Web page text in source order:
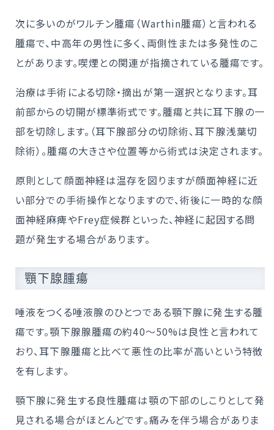
次に多いのがワルチン腫瘍（Warthin腫瘍）と言われる
腫瘍で、中高年の男性に多く、両側性または多発性のこ
とがあります。喫煙との関連が指摘されている腫瘍です。
治療は手術による切除・摘出が第一選択となります。耳
前部からの切開が標準術式です。腫瘍と共に耳下腺の一
部を切除します。（耳下腺部分の切除術、耳下腺浅葉切
除術）。腫瘍の大きさや位置等から術式は決定されます。
原則として顔面神経は温存を図りますが顔面神経に近
い部分での手術操作となりますので、術後に一時的な顔
面神経麻痺やFrey症候群といった、神経に起因する問
題が発生する場合があります。
顎下腺腫瘍
唾液をつくる唾液腺のひとつである顎下腺に発生する腫
瘍です。顎下腺腺腫瘍の約40～50%は良性と言われて
おり、耳下腺腫瘍と比べて悪性の比率が高いという特徴
を有します。
顎下腺に発生する良性腫瘍は顎の下部のしこりとして発
見される場合がほとんどです。痛みを伴う場合がありま